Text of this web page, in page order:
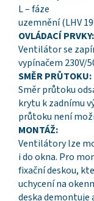
L – fáze
uzemnění (LHV
OVLÁDACÍ PRVKY:
Ventilátor se
vypínačem 230V/
SMĚR PRŮTOKU:
Směr průtoku
krytu k zadnímu
průtoku není
MONTÁŽ:
Ventilátory lze
i do okna. Pro
fixační deskou,
uchycení na
deska demontuje